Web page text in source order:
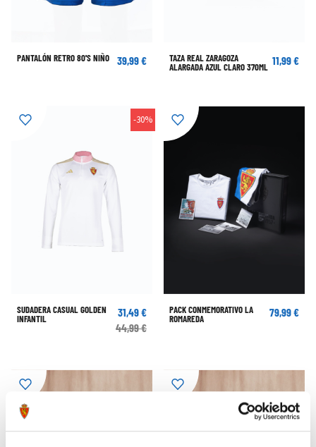
PANTALÓN RETRO 80'S NIÑO 39,99 €
TAZA REAL ZARAGOZA
ALARGADA AZUL CLARO 370ML 11,99 €
-30%
SUDADERA CASUAL GOLDEN
INFANTIL
31,49 €
44,99 €
PACK CONMEMORATIVO LA
ROMAREDA
79,99 €